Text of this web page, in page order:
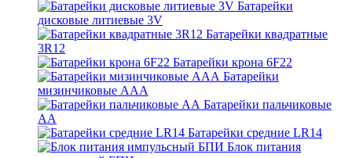
Батарейки
дисковые литиевые 3V
Батарейки квадратные
3R12
Батарейки крона 6F22
Батарейки
мизинчиковые ААА
Батарейки пальчиковые
АА
Батарейки средние LR14
Блок питания